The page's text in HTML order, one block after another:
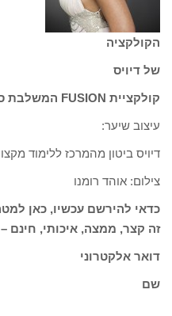
הקולקציה
של דיויס
קולקציית FUSION המשלבת סגנונות של אופנת השיער
עיצוב שיער:
דיויס ביטון מהמרכז ללימוד
צילום: אוהד רומנו
כדאי להירשם עכשיו, כאן
זה קצר, ממצה, איכותי, חינם
דואר אלקטרוני
שם